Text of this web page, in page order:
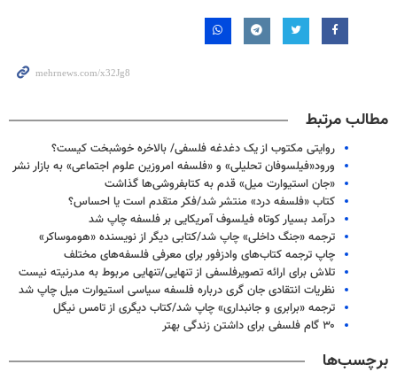
مطالب مرتبط
روایتی مکتوب از یک دغدغه فلسفی/ بالاخره خوشبخت کیست؟
ورود«فیلسوفان تحلیلی» و «فلسفه امروزین علوم اجتماعی» به بازار نشر
«جان استیوارت میل» قدم به کتابفروشی‌ها گذاشت
کتاب «فلسفه درد» منتشر شد/فکر متقدم است یا احساس؟
درآمد بسیار کوتاه فیلسوف آمریکایی بر فلسفه چاپ شد
ترجمه «جنگ داخلی» چاپ شد/کتابی دیگر از نویسنده «هوموساکر»
چاپ ترجمه کتاب‌های وادزفور برای معرفی فلسفه‌های مختلف
تلاش برای ارائه تصویرفلسفی از تنهایی/تنهایی مربوط به مدرنیته نیست
نظریات انتقادی جان گری درباره فلسفه سیاسی استیوارت میل چاپ شد
ترجمه «برابری و جانبداری» چاپ شد/کتاب دیگری از تامس نیگل
۳۰ گام فلسفی برای داشتن زندگی بهتر
برچسب‌ها